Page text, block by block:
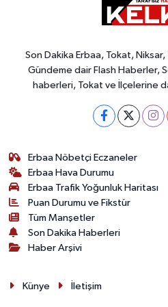
Son Dakika Erbaa, Tokat,
Gündeme dair Flash Haberler,
haberleri, Tokat ve İlçelerine
Erbaa Nöbetçi Eczaneler
Erbaa Hava Durumu
Erbaa Trafik Yoğunluk Haritası
Puan Durumu ve Fikstür
Tüm Manşetler
Son Dakika Haberleri
Haber Arşivi
Künye İletişim